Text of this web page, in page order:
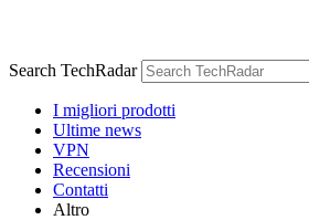
Search TechRadar
I migliori prodotti
Ultime news
VPN
Recensioni
Contatti
Altro